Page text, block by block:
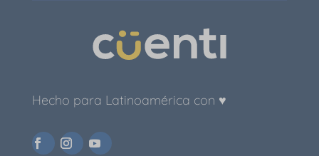
Hecho para Latinoamérica con ♥